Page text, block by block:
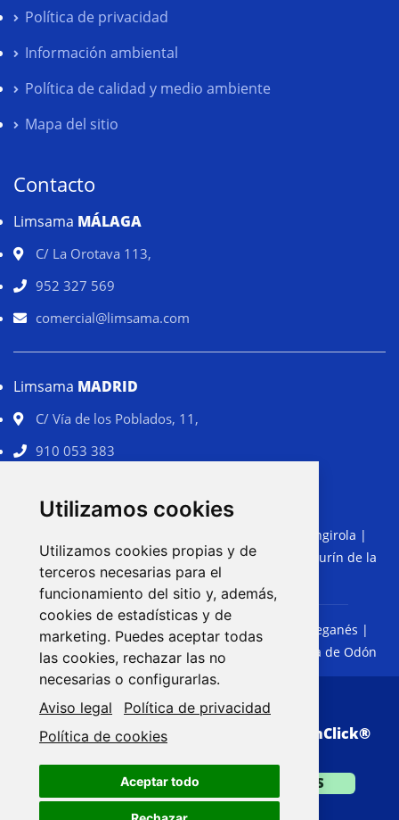
Utilizamos cookies
Utilizamos cookies propias y de
terceros necesarias para el
funcionamiento del sitio y, además,
cookies de estadísticas y de
marketing. Puedes aceptar todas
las cookies, rechazar las no
necesarias o configurarlas.
Aviso legal
Política de privacidad
Política de cookies
Aceptar todo
Política de privacidad
Información ambiental
Política de calidad y medio ambiente
Mapa del sitio
Contacto
Limsama MÁLAGA
C/ La Orotava 113,
952 327 569
comercial@limsama.com
Limsama MADRID
C/ Vía de los Poblados, 11,
910 053 383
Fuengirola |
Marbella|Rincón de la Victoria| Cártama
Alhaurín de la
Torre |Coín|
MADRID: Getafe|Móstoles|Fuenlabrada Leganés |
Alcorcón|Parla |Pinto|Valdemoro Villaviciosa de Odón
© Copyright 2026. Web realizada por VisionClick®
SÓLO PRESUPUESTOS